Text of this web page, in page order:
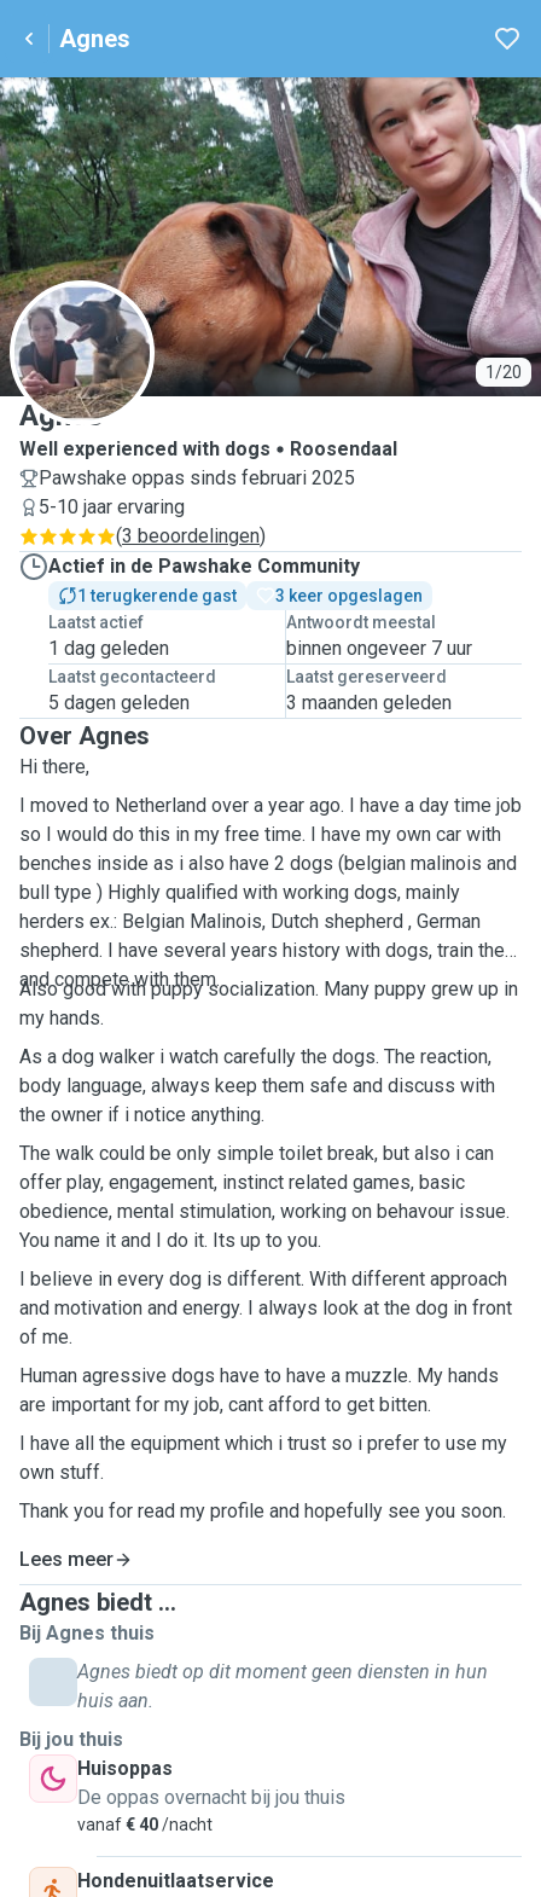
Agnes
1/20
A
Agnes
Well experienced with dogs
Roosendaal
Pawshake oppas sinds februari 2025
5-10 jaar ervaring
(3 beoordelingen)
Actief in de Pawshake Community
1 terugkerende gast
3 keer opgeslagen
Laatst actief
1 dag geleden
Antwoordt meestal
binnen ongeveer 7 uur
Laatst gecontacteerd
5 dagen geleden
Laatst gereserveerd
3 maanden geleden
Over Agnes
Hi there,
I moved to Netherland over a year ago. I have a day time job
so I would do this in my free time. I have my own car with
benches inside as i also have 2 dogs (belgian malinois and
bull type ) Highly qualified with working dogs, mainly
herders ex.: Belgian Malinois, Dutch shepherd , German
shepherd. I have several years history with dogs, train them
and compete with them.
Also good with puppy socialization. Many puppy grew up in
my hands.
As a dog walker i watch carefully the dogs. The reaction,
body language, always keep them safe and discuss with
the owner if i notice anything.
The walk could be only simple toilet break, but also i can
offer play, engagement, instinct related games, basic
obedience, mental stimulation, working on behavour issue.
You name it and I do it. Its up to you.
I believe in every dog is different. With different approach
and motivation and energy. I always look at the dog in front
of me.
Human agressive dogs have to have a muzzle. My hands
are important for my job, cant afford to get bitten.
I have all the equipment which i trust so i prefer to use my
own stuff.
Thank you for read my profile and hopefully see you soon.
Lees meer
Agnes biedt ...
Bij Agnes thuis
Agnes biedt op dit moment geen diensten in hun
huis aan.
Bij jou thuis
Huisoppas
De oppas overnacht bij jou thuis
vanaf€ 40/nacht
Hondenuitlaatservice